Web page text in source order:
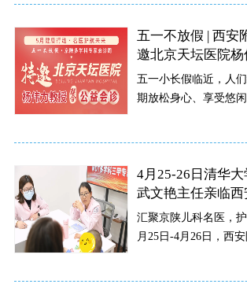
五一不放假 | 西安
邀北京天坛医院杨
五一小长假临近，人
期放松身心、享受悠
4月25-26日清华
武文艳主任亲临
汇聚京陕儿科名医，
月25日-4月26日，西